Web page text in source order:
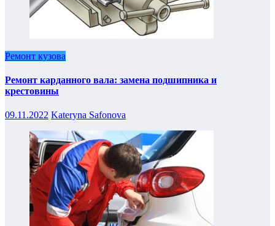
Ремонт кузова
Ремонт карданного вала: замена подшипника и
крестовины
09.11.2022 Kateryna Safonova